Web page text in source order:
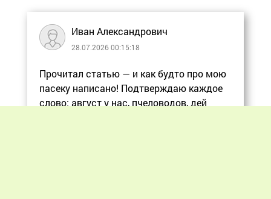
Иван Александрович
28.07.2026 00:15:18
Прочитал статью — и как будто про мою
пасеку написано! Подтверждаю каждое
слово: август у нас, пчеловодов, дей